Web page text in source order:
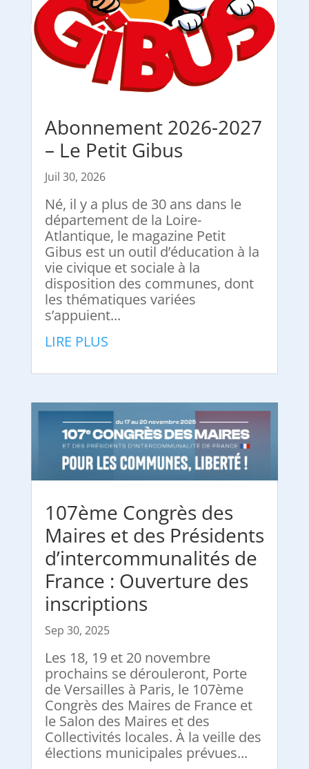
Abonnement 2026-2027
– Le Petit Gibus
Juil 30, 2026
Né, il y a plus de 30 ans dans le
département de la Loire-
Atlantique, le magazine Petit
Gibus est un outil d’éducation à la
vie civique et sociale à la
disposition des communes, dont
les thématiques variées
s’appuient...
LIRE PLUS
107ème Congrès des
Maires et des Présidents
d’intercommunalités de
France : Ouverture des
inscriptions
Sep 30, 2025
Les 18, 19 et 20 novembre
prochains se dérouleront, Porte
de Versailles à Paris, le 107ème
Congrès des Maires de France et
le Salon des Maires et des
Collectivités locales. À la veille des
élections municipales prévues...